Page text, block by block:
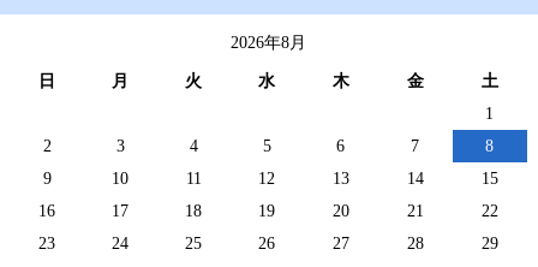
2026年8月
日 月 火 水 木 金
土
1
2
3 4 5 6 7
8
9
10 11 12 13 14
15
16
17 18 19 20 21
22
23
24 25 26 27 28
29